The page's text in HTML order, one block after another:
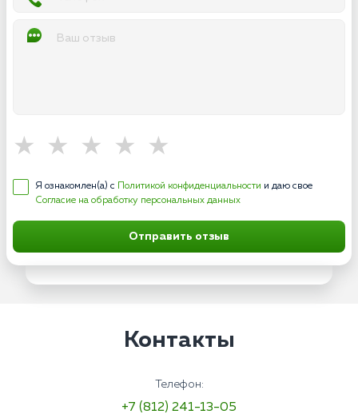
Я ознакомлен(а) с Политикой конфиденциальности и даю свое
Согласие на обработку персональных данных
Отправить отзыв
Контакты
Телефон:
+7 (812) 241-13-05